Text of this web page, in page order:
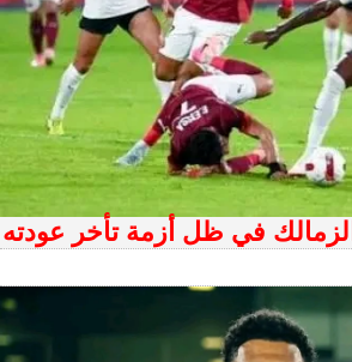
الزمالك في ظل أزمة تأخر عودته